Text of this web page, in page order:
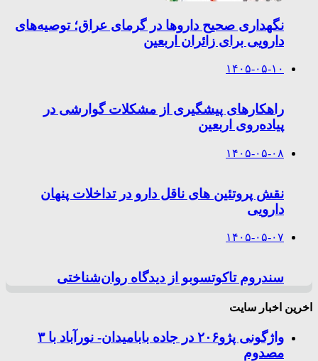
نگهداری صحیح داروها در گرمای عراق؛ توصیه‌های
دارویی برای زائران اربعین
۱۴۰۵-۰۵-۱۰
راهکارهای پیشگیری از مشکلات گوارشی در
پیاده‌روی اربعین
۱۴۰۵-۰۵-۰۸
نقش پروتئین های ناقل دارو در تداخلات پنهان
دارویی
۱۴۰۵-۰۵-۰۷
سندروم تاکوتسوبو از دیدگاه روان‌شناختی
اخرین اخبار سایت
واژگونی پژو۲۰۶ در جاده بابامیدان- نورآباد با ۳
مصدوم